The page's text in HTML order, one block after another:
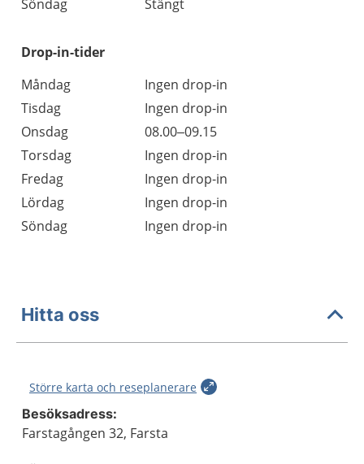
Söndag
Stängt
Drop-in-tider
Måndag
Ingen drop-in
Tisdag
Ingen drop-in
Onsdag
08.00–09.15
Torsdag
Ingen drop-in
Fredag
Ingen drop-in
Lördag
Ingen drop-in
Söndag
Ingen drop-in
Hitta oss
Större karta och reseplanerare
Besöksadress:
Farstagången 32, Farsta